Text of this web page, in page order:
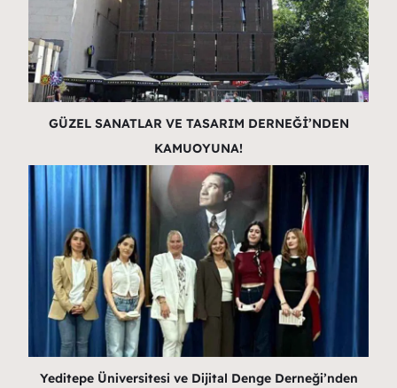
GÜZEL SANATLAR VE TASARIM DERNEĞİ’NDEN
KAMUOYUNA!
Yeditepe Üniversitesi ve Dijital Denge Derneği’nden